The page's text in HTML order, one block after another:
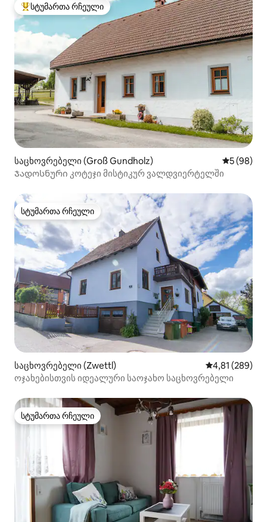
სტუმართა რჩეული მოწინავე ვარიანტი
სტუმართა რჩეული
საცხოვრებელი (Groß Gundholz) საშუალო
5 (98)
Ჯადოსნური კოტეჯი მისტიკურ ვალდვიერტელში
სტუმართა რჩეული
სტუმართა რჩეული
საცხოვრებელი (Zwettl) საშუალო
4,81 (289)
ოჯახებისთვის იდეალური საოჯახო საცხოვრებელი
სტუმართა რჩეული
სტუმართა რჩეული